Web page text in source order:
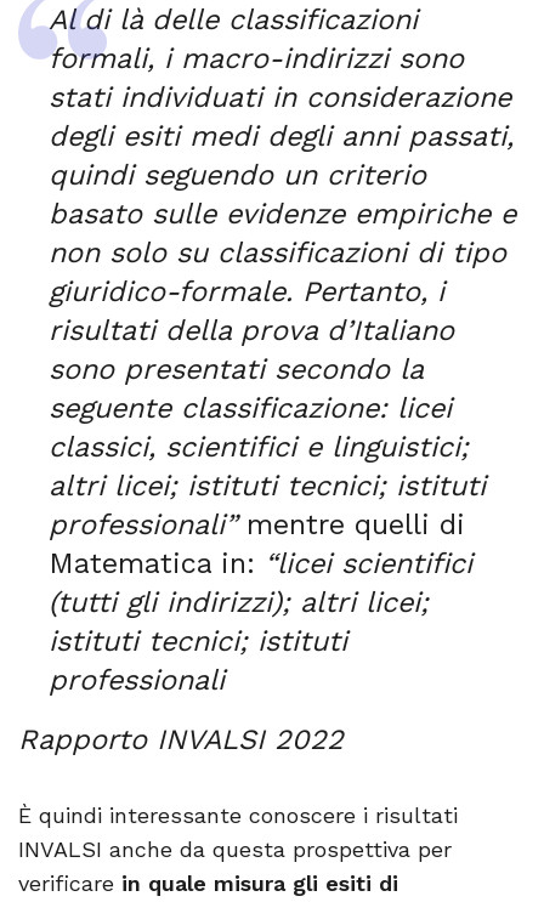
Al di là delle classificazioni
formali, i macro-indirizzi sono
stati individuati in considerazione
degli esiti medi degli anni passati,
quindi seguendo un criterio
basato sulle evidenze empiriche e
non solo su classificazioni di tipo
giuridico-formale. Pertanto, i
risultati della prova d’Italiano
sono presentati secondo la
seguente classificazione: licei
classici, scientifici e linguistici;
altri licei; istituti tecnici; istituti
professionali” mentre quelli di
Matematica in: “licei scientifici
(tutti gli indirizzi); altri licei;
istituti tecnici; istituti
professionali
Rapporto INVALSI 2022
È quindi interessante conoscere i risultati
INVALSI anche da questa prospettiva per
verificare in quale misura gli esiti di